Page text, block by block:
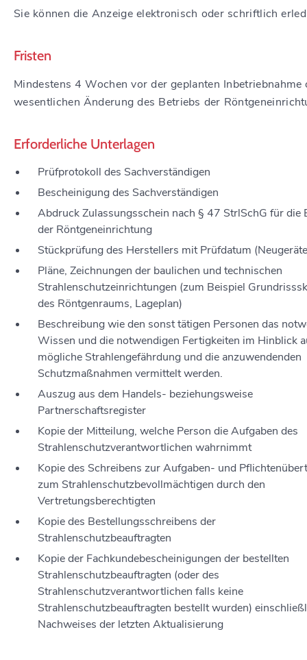
Sie können die Anzeige elektronisch oder schriftlich
Fristen
Mindestens 4 Wochen vor der geplanten Inbetriebnahme
wesentlichen Änderung des Betriebs der
Erforderliche Unterlagen
Prüfprotokoll des Sachverständigen
Bescheinigung des Sachverständigen
Abdruck Zulassungsschein nach § 47 StrlSchG für die
der Röntgeneinrichtung
Stückprüfung des Herstellers mit Prüfdatum
Pläne, Zeichnungen der baulichen und technischen
Strahlenschutzeinrichtungen (zum Beispiel
des Röntgenraums, Lageplan)
Beschreibung wie den sonst tätigen Personen das
Wissen und die notwendigen Fertigkeiten im Hinblick
mögliche Strahlengefährdung und die anzuwendenden
Schutzmaßnahmen vermittelt werden.
Auszug aus dem Handels- beziehungsweise
Partnerschaftsregister
Kopie der Mitteilung, welche Person die Aufgaben des
Strahlenschutzverantwortlichen wahrnimmt
Kopie des Schreibens zur Aufgaben- und
zum Strahlenschutzbevollmächtigen durch den
Vertretungsberechtigten
Kopie des Bestellungsschreibens der
Strahlenschutzbeauftragten
Kopie der Fachkundebescheinigungen der bestellten
Strahlenschutzbeauftragten (oder des
Strahlenschutzverantwortlichen falls keine
Strahlenschutzbeauftragten bestellt wurden)
Nachweises der letzten Aktualisierung